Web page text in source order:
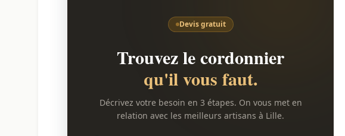
Devis gratuit
Trouvez le cordonnier
qu'il vous faut.
Décrivez votre besoin en 3 étapes. On vous met en
relation avec les meilleurs artisans à Lille.